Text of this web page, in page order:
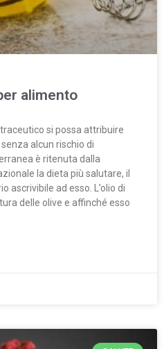
alimento
si possa attribuire
alcun rischio di
è ritenuta dalla
la dieta più salutare, il
ascrivibile ad esso. L’olio di
delle olive e affinché esso